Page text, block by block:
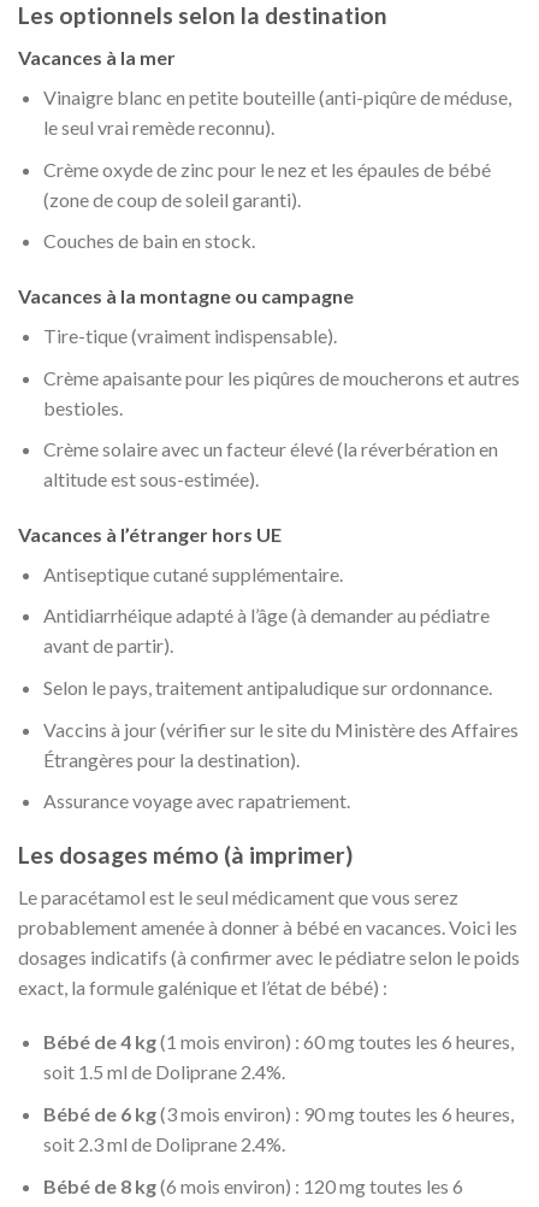
Les optionnels selon la destination
Vacances à la mer
Vinaigre blanc en petite bouteille (anti-piqûre de méduse,
le seul vrai remède reconnu).
Crème oxyde de zinc pour le nez et les épaules de bébé
(zone de coup de soleil garanti).
Couches de bain en stock.
Vacances à la montagne ou campagne
Tire-tique (vraiment indispensable).
Crème apaisante pour les piqûres de moucherons et autres
bestioles.
Crème solaire avec un facteur élevé (la réverbération en
altitude est sous-estimée).
Vacances à l’étranger hors UE
Antiseptique cutané supplémentaire.
Antidiarrhéique adapté à l’âge (à demander au pédiatre
avant de partir).
Selon le pays, traitement antipaludique sur ordonnance.
Vaccins à jour (vérifier sur le site du Ministère des Affaires
Étrangères pour la destination).
Assurance voyage avec rapatriement.
Les dosages mémo (à imprimer)
Le paracétamol est le seul médicament que vous serez
probablement amenée à donner à bébé en vacances. Voici les
dosages indicatifs (à confirmer avec le pédiatre selon le poids
exact, la formule galénique et l’état de bébé) :
Bébé de 4 kg(1 mois environ) : 60 mg toutes les 6 heures,
soit 1.5 ml de Doliprane 2.4%.
Bébé de 6 kg(3 mois environ) : 90 mg toutes les 6 heures,
soit 2.3 ml de Doliprane 2.4%.
Bébé de 8 kg(6 mois environ) : 120 mg toutes les 6